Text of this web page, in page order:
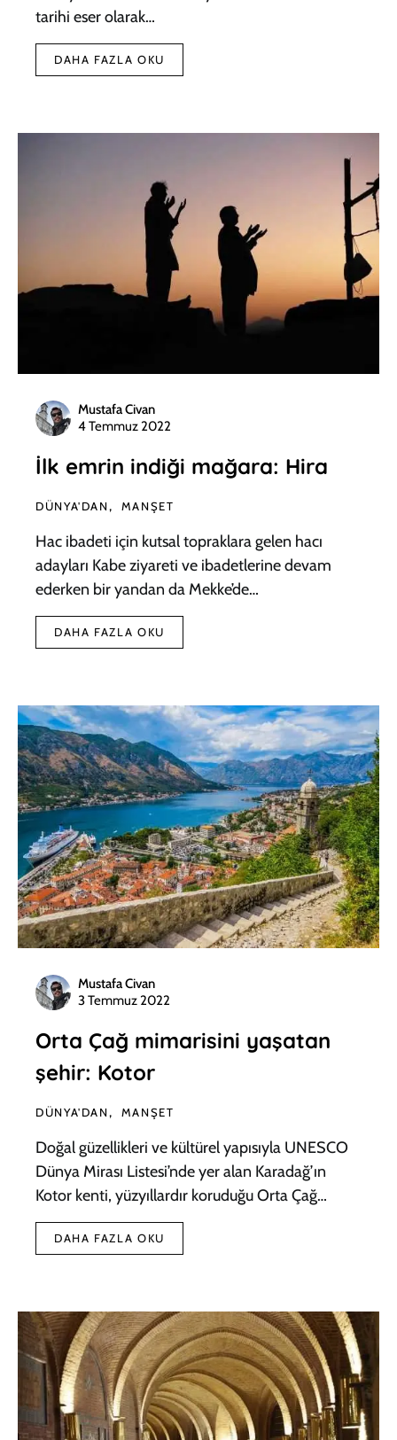
tarihi eser olarak…
DAHA FAZLA OKU
Mustafa Civan
4 Temmuz 2022
İlk emrin indiği mağara: Hira
DÜNYA'DAN MANŞET
Hac ibadeti için kutsal topraklara gelen hacı
adayları Kabe ziyareti ve ibadetlerine devam
ederken bir yandan da Mekke’de…
DAHA FAZLA OKU
Mustafa Civan
3 Temmuz 2022
Orta Çağ mimarisini yaşatan
şehir: Kotor
DÜNYA'DAN MANŞET
Doğal güzellikleri ve kültürel yapısıyla UNESCO
Dünya Mirası Listesi’nde yer alan Karadağ’ın
Kotor kenti, yüzyıllardır koruduğu Orta Çağ…
DAHA FAZLA OKU